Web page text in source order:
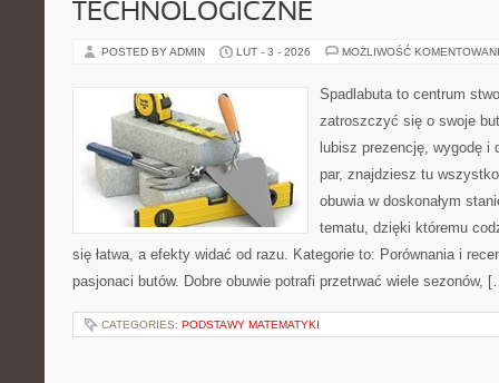
TECHNOLOGICZNE
POSTED BY ADMIN LUT - 3 - 2026 MOŻLIWOŚĆ
Spadlabuta to centrum
zatroszczyć się o swoje
lubisz prezencję, wygodę i
par, znajdziesz tu
obuwia w doskonałym
tematu, dzięki któremu
się łatwa, a efekty widać od razu. Kategorie to: Porównania i
pasjonaci butów. Dobre obuwie potrafi przetrwać wiele sezonów,
CATEGORIES: PODSTAWY MATEMATYKI